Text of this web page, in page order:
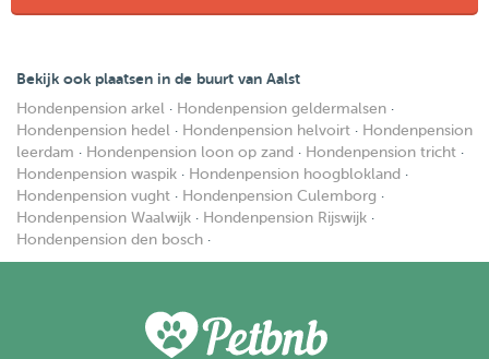
Bekijk ook plaatsen in de buurt van Aalst
Hondenpension arkel · Hondenpension geldermalsen ·
Hondenpension hedel · Hondenpension helvoirt · Hondenpension
leerdam · Hondenpension loon op zand · Hondenpension tricht ·
Hondenpension waspik · Hondenpension hoogblokland ·
Hondenpension vught · Hondenpension Culemborg ·
Hondenpension Waalwijk · Hondenpension Rijswijk ·
Hondenpension den bosch ·